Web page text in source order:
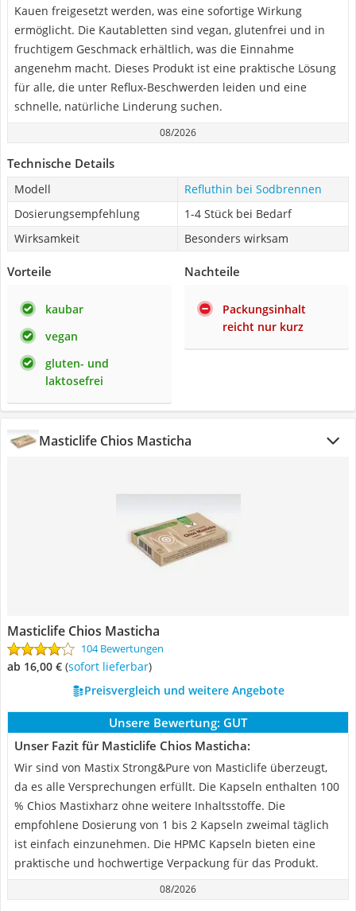
Kauen freigesetzt werden, was eine sofortige Wirkung
ermöglicht. Die Kautabletten sind vegan, glutenfrei und in
fruchtigem Geschmack erhältlich, was die Einnahme
angenehm macht. Dieses Produkt ist eine praktische Lösung
für alle, die unter Reflux-Beschwerden leiden und eine
schnelle, natürliche Linderung suchen.
08/2026
Technische Details
Modell
Refluthin bei Sodbrennen
Dosierungsempfehlung
1-4 Stück bei Bedarf
Wirksamkeit
Besonders wirksam
Vorteile
kaubar
vegan
gluten- und
laktosefrei
Nachteile
Packungsinhalt
reicht nur kurz
Masticlife Chios Masticha
Masticlife Chios Masticha
104 Bewertungen
ab 16,00 € ( Sofort lieferbar)
Preisvergleich und weitere Angebote
Unsere Bewertung: GUT
Unser Fazit für Masticlife Chios Masticha:
Wir sind von Mastix Strong&Pure von Masticlife überzeugt,
da es alle Versprechungen erfüllt. Die Kapseln enthalten 100
% Chios Mastixharz ohne weitere Inhaltsstoffe. Die
empfohlene Dosierung von 1 bis 2 Kapseln zweimal täglich
ist einfach einzunehmen. Die HPMC Kapseln bieten eine
praktische und hochwertige Verpackung für das Produkt.
08/2026